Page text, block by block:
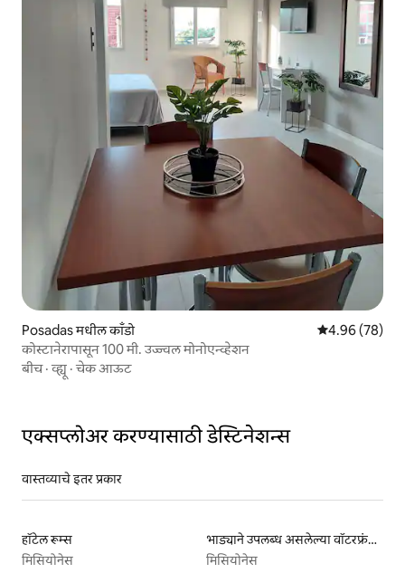
Posadas मधील काँडो 5 पैकी 4.96
4.96 (78)
कोस्टानेरापासून 100 मी. उज्ज्वल मोनोएन्व्हेशन
बीच·व्ह्यू ·चेक आऊट
एक्सप्लोअर करण्यासाठी डेस्टिनेशन्स
वास्तव्याचे इतर प्रकार
हॉटेल रूम्स
मिसियोनेस
भाड्याने उपलब्ध असलेल्या वॉटरफ्रंट लिस्टिंग्ज
मिसियोनेस